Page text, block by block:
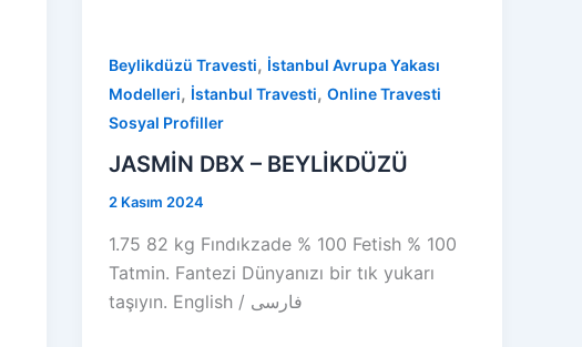
Beylikdüzü Travesti, İstanbul Avrupa Yakası
Modelleri, İstanbul Travesti,Online Travesti
Sosyal Profiller
JASMİN DBX – BEYLİKDÜZÜ
2 Kasım 2024
1.75 82 kg Fındıkzade % 100 Fetish % 100
Tatmin. Fantezi Dünyanızı bir tık yukarı
taşıyın. English / فارسی